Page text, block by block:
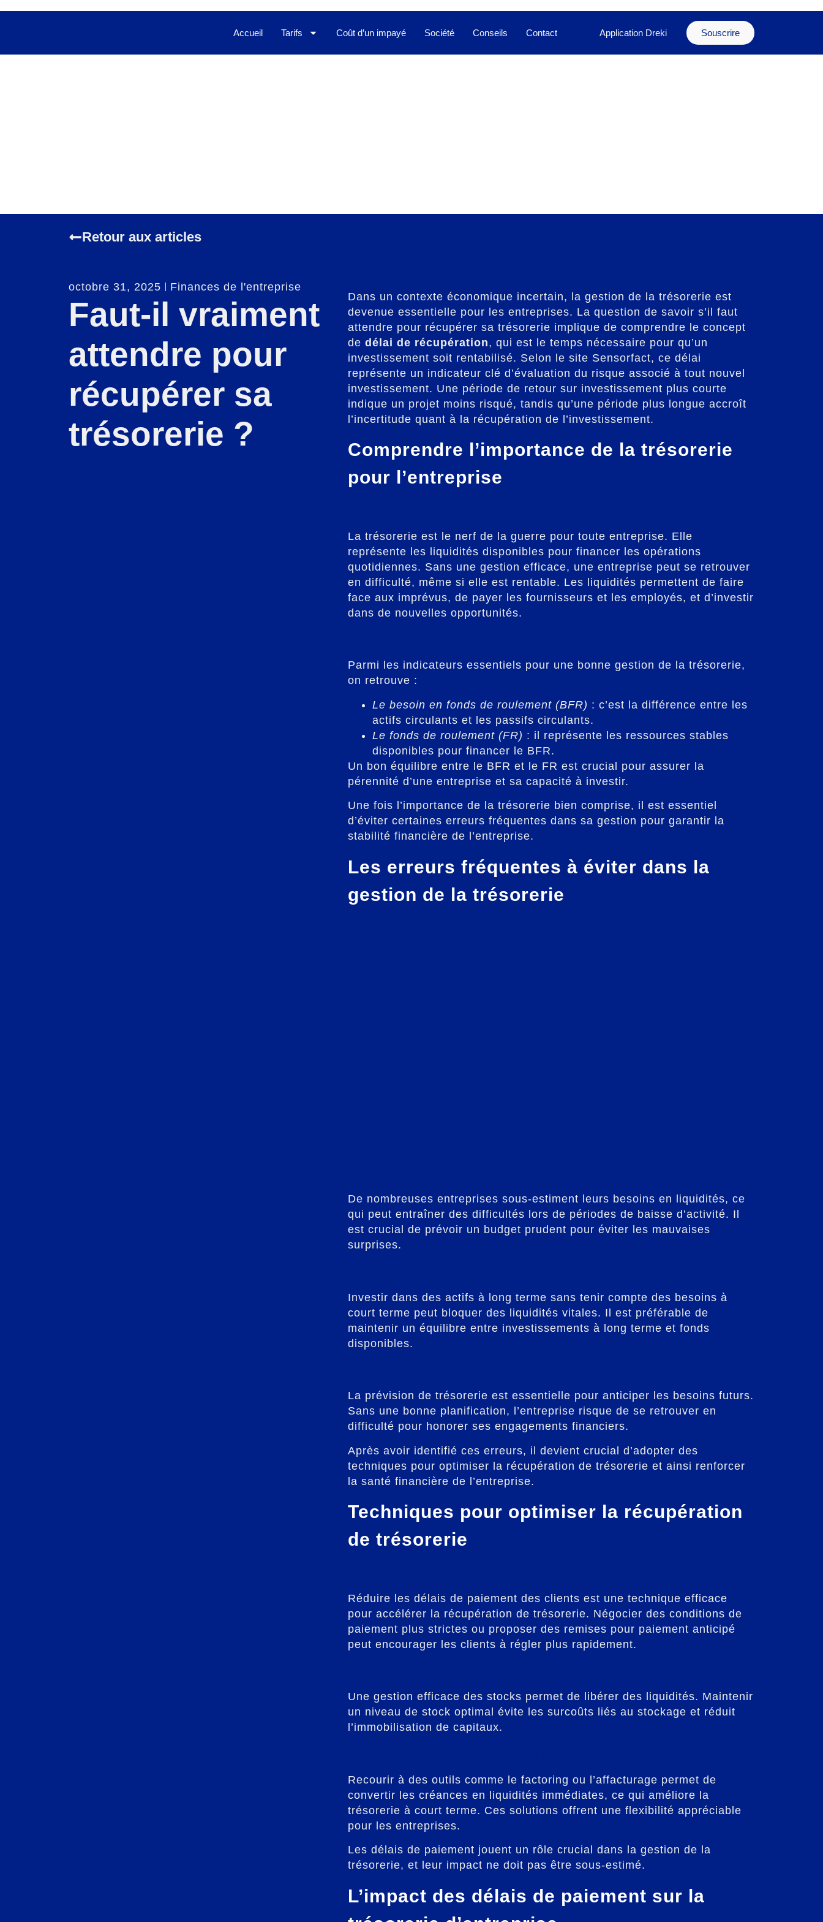
Accueil Tarifs Coût d’un impayé Société Conseils Contact Application Dreki Souscrire
Retour aux articles
octobre 31, 2025 Finances de l'entreprise
Faut-il vraiment
attendre pour
récupérer sa
trésorerie ?
Dans un contexte économique incertain, la gestion de la trésorerie est
devenue essentielle pour les entreprises. La question de savoir s’il faut
attendre pour récupérer sa trésorerie implique de comprendre le concept
de délai de récupération, qui est le temps nécessaire pour qu’un
investissement soit rentabilisé. Selon le site Sensorfact, ce délai
représente un indicateur clé d’évaluation du risque associé à tout nouvel
investissement. Une période de retour sur investissement plus courte
indique un projet moins risqué, tandis qu’une période plus longue accroît
l’incertitude quant à la récupération de l’investissement.
Comprendre l’importance de la trésorerie
pour l’entreprise
La trésorerie est le nerf de la guerre pour toute entreprise. Elle
représente les liquidités disponibles pour financer les opérations
quotidiennes. Sans une gestion efficace, une entreprise peut se retrouver
en difficulté, même si elle est rentable. Les liquidités permettent de faire
face aux imprévus, de payer les fournisseurs et les employés, et d’investir
dans de nouvelles opportunités.
Parmi les indicateurs essentiels pour une bonne gestion de la trésorerie,
on retrouve :
Le besoin en fonds de roulement (BFR) : c’est la différence entre les
actifs circulants et les passifs circulants.
Le fonds de roulement (FR) : il représente les ressources stables
disponibles pour financer le BFR.
Un bon équilibre entre le BFR et le FR est crucial pour assurer la
pérennité d’une entreprise et sa capacité à investir.
Une fois l’importance de la trésorerie bien comprise, il est essentiel
d’éviter certaines erreurs fréquentes dans sa gestion pour garantir la
stabilité financière de l’entreprise.
Les erreurs fréquentes à éviter dans la
gestion de la trésorerie
De nombreuses entreprises sous-estiment leurs besoins en liquidités, ce
qui peut entraîner des difficultés lors de périodes de baisse d’activité. Il
est crucial de prévoir un budget prudent pour éviter les mauvaises
surprises.
Investir dans des actifs à long terme sans tenir compte des besoins à
court terme peut bloquer des liquidités vitales. Il est préférable de
maintenir un équilibre entre investissements à long terme et fonds
disponibles.
La prévision de trésorerie est essentielle pour anticiper les besoins futurs.
Sans une bonne planification, l’entreprise risque de se retrouver en
difficulté pour honorer ses engagements financiers.
Après avoir identifié ces erreurs, il devient crucial d’adopter des
techniques pour optimiser la récupération de trésorerie et ainsi renforcer
la santé financière de l’entreprise.
Techniques pour optimiser la récupération
de trésorerie
Réduire les délais de paiement des clients est une technique efficace
pour accélérer la récupération de trésorerie. Négocier des conditions de
paiement plus strictes ou proposer des remises pour paiement anticipé
peut encourager les clients à régler plus rapidement.
Une gestion efficace des stocks permet de libérer des liquidités. Maintenir
un niveau de stock optimal évite les surcoûts liés au stockage et réduit
l’immobilisation de capitaux.
Recourir à des outils comme le factoring ou l’affacturage permet de
convertir les créances en liquidités immédiates, ce qui améliore la
trésorerie à court terme. Ces solutions offrent une flexibilité appréciable
pour les entreprises.
Les délais de paiement jouent un rôle crucial dans la gestion de la
trésorerie, et leur impact ne doit pas être sous-estimé.
L’impact des délais de paiement sur la